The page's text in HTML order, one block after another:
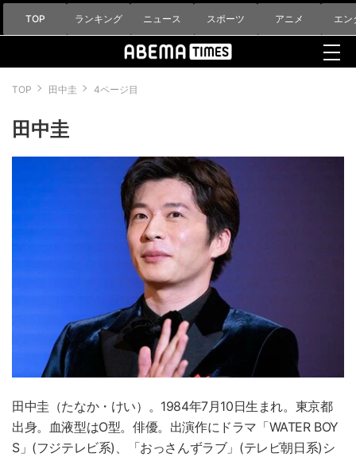
TOP ランキング ニュース スポーツ アニメ エン
TOP 田中圭 4ページ目
田中圭
田中圭 （たなか・けい）。1984年7月10日生まれ。東京都
出身。血液型はO型。俳優。出演作にドラマ「WATER BOY
S」(フジテレビ系)、「おっさんずラブ」(テレビ朝日系)シ